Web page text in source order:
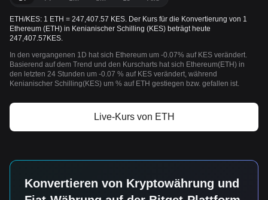
ETH/KES: 1 ETH = 247,407.57 KES. Der Kurs für die Konvertierung von 1
Ethereum (ETH) in Kenianischer Schilling (KES) beträgt heute
247,407.57KES.
In den vergangenen 1D hat sich Ethereum um -0.07% auf KES verändert.
Basierend auf dem Trend und den Kurscharts hat sich Ethereum(ETH) in
den letzten 24 Stunden um -0.07 % auf KES verändert, während
Kenianischer Schilling(KES) um % auf ETH gestiegen bzw. gefallen ist.
Live-Kurs von ETH
Konvertieren von Kryptowährung und